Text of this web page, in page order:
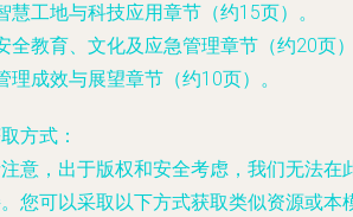
慧工地与科技应用章节（约15页）。
全教育、文化及应急管理章节（约20页）
理成效与展望章节（约10页）。
方式 ：
意，出于版权和安全考虑，我们无法在
您可以采取以下方式获取类似资源或本